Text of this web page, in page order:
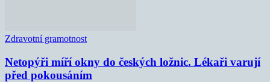
Zdravotní gramotnost
Netopýři míří okny do českých ložnic. Lékaři varují
před pokousáním